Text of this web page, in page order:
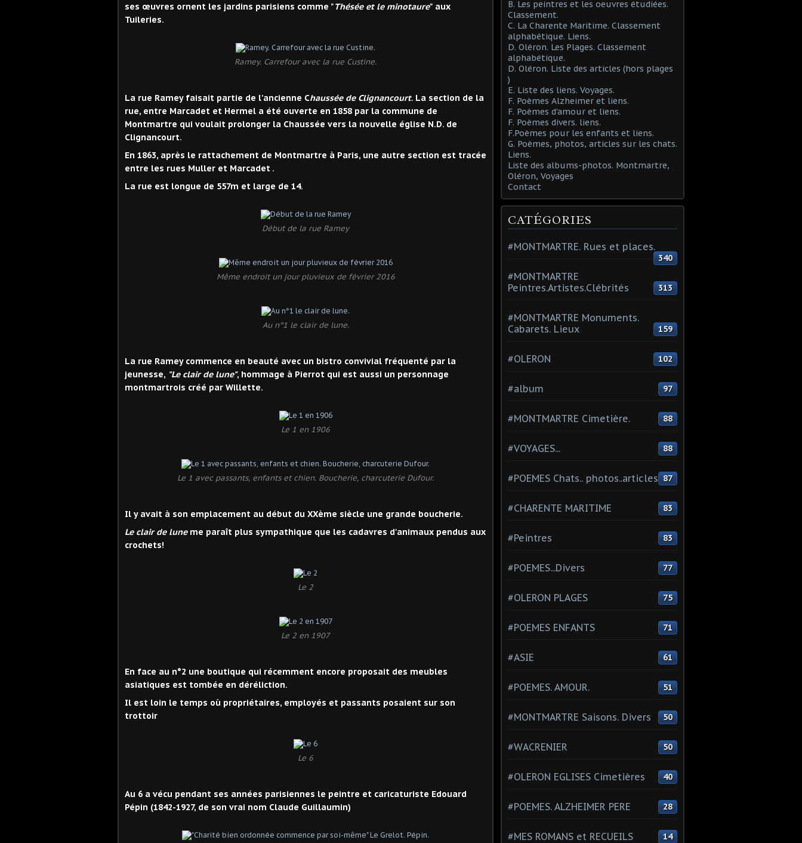
ses œuvres ornent les jardins parisiens comme "Thésée et le minotaure" aux
Tuileries.​
Ramey. Carrefour avec la rue Custine.
La rue Ramey faisait partie de l'ancienne Chaussée de Clignancourt. La section de la
rue, entre Marcadet et Hermel a été ouverte en 1858 par la commune de
Montmartre qui voulait prolonger la Chaussée vers la nouvelle église N.D. de
Clignancourt.
En 1863, après le rattachement de Montmartre à Paris, une autre section est tracée
entre les rues Muller et Marcadet .
La rue est longue de 557m et large de 14.
Début de la rue Ramey
Même endroit un jour pluvieux de février 2016
Au n°1 le clair de lune.
La rue Ramey commence en beauté avec un bistro convivial fréquenté par la
jeunesse, "Le clair de lune", hommage à Pierrot qui est aussi un personnage
montmartrois créé par Willette.
Le 1 en 1906
Le 1 avec passants, enfants et chien. Boucherie, charcuterie Dufour.
Il y avait à son emplacement au début du XXème siècle une grande boucherie.
Le clair de lune me paraît plus sympathique que les cadavres d'animaux pendus aux
crochets!
Le 2
Le 2 en 1907
En face au n°2 une boutique qui récemment encore proposait des meubles
asiatiques est tombée en déréliction.
Il est loin le temps où propriétaires, employés et passants posaient sur son
trottoir
Le 6
Au 6 a vécu pendant ses années parisiennes le peintre et caricaturiste Edouard
Pépin (1842-1927, de son vrai nom Claude Guillaumin)
B. Les peintres et les oeuvres étudiées.
Classement.
C. La Charente Maritime. Classement
alphabétique. Liens.
D. Oléron. Les Plages. Classement
alphabétique.
D. Oléron. Liste des articles (hors plages
)
E. Liste des liens. Voyages.
F. Poèmes Alzheimer et liens.
F. Poèmes d'amour et liens.
F. Poèmes divers. liens.
F.Poèmes pour les enfants et liens.
G. Poèmes, photos, articles sur les chats.
Liens.
Liste des albums-photos. Montmartre,
Oléron, Voyages
Contact
CATÉGORIES
#MONTMARTRE. Rues et places.
340
#MONTMARTRE
Peintres.Artistes.Clébrités
313
#MONTMARTRE Monuments.
Cabarets. Lieux
159
#OLERON 102
#album 97
#MONTMARTRE Cimetière. 88
#VOYAGES... 88
#POEMES Chats.. photos..articles 87
#CHARENTE MARITIME 83
#Peintres 83
#POEMES...Divers 77
#OLERON PLAGES 75
#POEMES ENFANTS 71
#ASIE 61
#POEMES. AMOUR. 51
#MONTMARTRE Saisons. Divers 50
#WACRENIER 50
#OLERON EGLISES Cimetières 40
#POEMES. ALZHEIMER PERE 28
#MES ROMANS et RECUEILS 14